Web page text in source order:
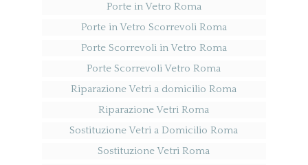
Porte in Vetro Roma
Porte in Vetro Scorrevoli Roma
Porte Scorrevoli in Vetro Roma
Porte Scorrevoli Vetro Roma
Riparazione Vetri a domicilio Roma
Riparazione Vetri Roma
Sostituzione Vetri a Domicilio Roma
Sostituzione Vetri Roma